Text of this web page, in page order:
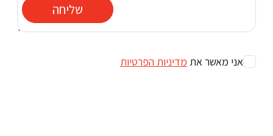
שליחה
אני מאשר את מדיניות הפרטיות